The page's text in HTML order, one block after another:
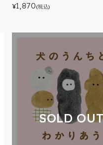
¥1,870(税込)
SOLD